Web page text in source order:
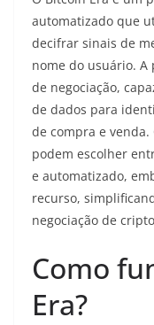
automatizado que
decifrar sinais de
nome do usuário.
de negociação,
de dados para
de compra e venda.
podem escolher
e automatizado,
recurso,
negociação de
Como
Era?